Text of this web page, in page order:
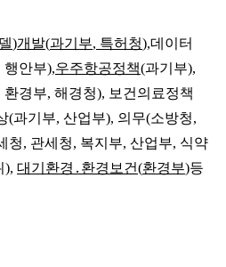
)개발(과기부, 특허청),데이터
행안부),우주항공정책(과기부),
환경부, 해경청), 보건의료정책
(과기부, 산업부), 의무(소방청,
청, 관세청, 복지부, 산업부, 식약
), 대기환경 ․ 환경보건(환경부)등